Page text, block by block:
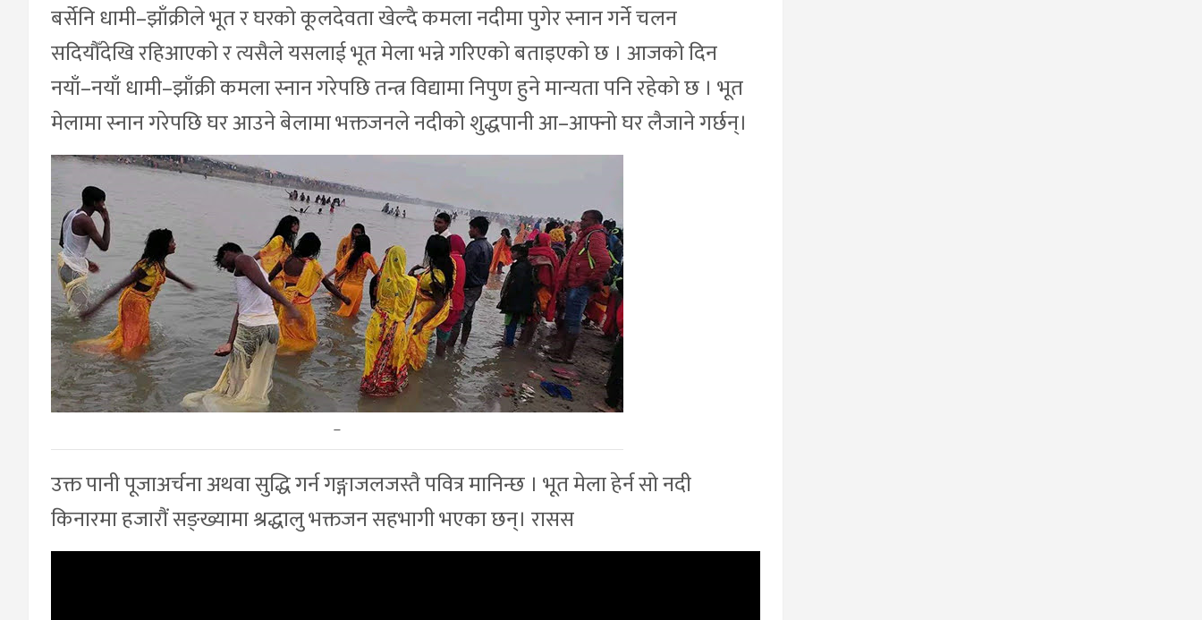
बर्सेनि धामी–झाँक्रीले भूत र घरको कूलदेवता खेल्दै कमला नदीमा पुगेर स्नान गर्ने चलन
सदियौँदेखि रहिआएको र त्यसैले यसलाई भूत मेला भन्ने गरिएको बताइएको छ । आजको दिन
नयाँ–नयाँ धामी–झाँक्री कमला स्नान गरेपछि तन्त्र विद्यामा निपुण हुने मान्यता पनि रहेको छ । भूत
मेलामा स्नान गरेपछि घर आउने बेलामा भक्तजनले नदीको शुद्धपानी आ–आफ्नो घर लैजाने गर्छन्।
–
उक्त पानी पूजाअर्चना अथवा सुद्धि गर्न गङ्गाजलजस्तै पवित्र मानिन्छ । भूत मेला हेर्न सो नदी
किनारमा हजारौं सङ्ख्यामा श्रद्धालु भक्तजन सहभागी भएका छन्। रासस